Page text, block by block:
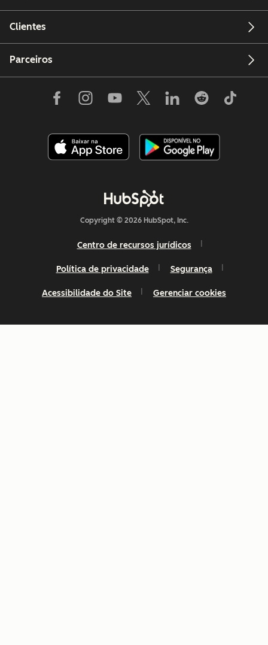
Clientes
Parceiros
Copyright © 2026 HubSpot, Inc.
Centro de recursos jurídicos
Política de privacidade Segurança
Acessibilidade do Site Gerenciar cookies